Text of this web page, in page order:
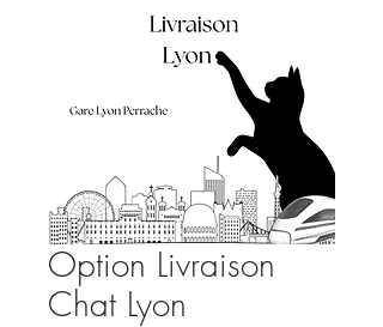
Option Livraison
Chat Lyon